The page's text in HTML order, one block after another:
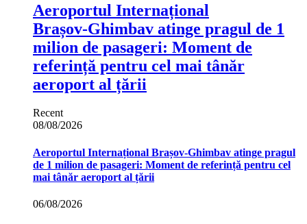
Aeroportul Internațional
Brașov‑Ghimbav atinge pragul de 1
milion de pasageri: Moment de
referință pentru cel mai tânăr
aeroport al țării
Recent
08/08/2026
Aeroportul Internațional Brașov‑Ghimbav atinge pragul
de 1 milion de pasageri: Moment de referință pentru cel
mai tânăr aeroport al țării
06/08/2026